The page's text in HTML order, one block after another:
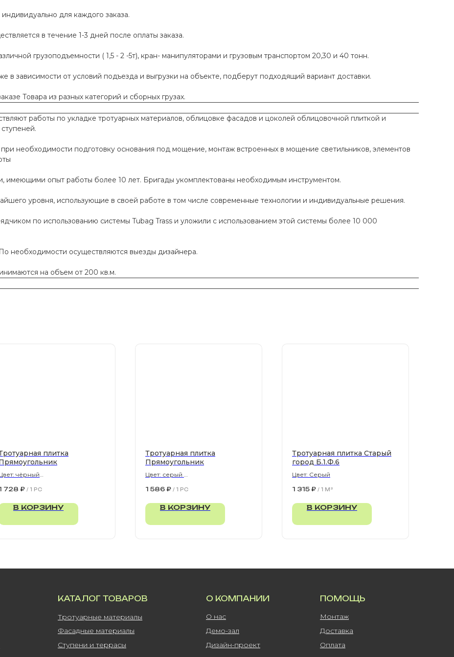
для каждого заказа.
в течение 1-3 дней после оплаты заказа.
грузоподъемности ( 1,5 - 2 -5т), кран- манипуляторами и грузовым транспортом 20,30 и 40 тонн.
в зависимости от условий подъезда и выгрузки на объекте, подберут подходящий вариант доставки.
Товара из разных категорий и сборных грузах.
работы по укладке тротуарных материалов, облицовке фасадов и цоколей облицовочной плиткой и
необходимости подготовку основания под мощение, монтаж встроенных в мощение светильников, элементов
имеющими опыт работы более 10 лет. Бригады укомплектованы необходимым инструментом.
уровня, использующие в своей работе в том числе современные технологии и индивидуальные решения.
по использованию системы Tubag Trass и уложили с использованием этой системы более 10 000
необходимости осуществляются выезды дизайнера.
на объем от 200 кв.м.
плитка
чёрный
728 ₽ / 1 PC
В КОРЗИНУ
Тротуарная плитка
Прямоугольник
Цвет: серый
1 586 ₽ / 1 PC
В КОРЗИНУ
Тротуарная плитка Старый
город Б.1.Ф.6
Цвет: Серый
1 315 ₽ / 1 M²
В КОРЗИНУ
КАТАЛОГ ТОВАРОВ
Тротуарные материалы
ПОМОЩЬ
О КОМПАНИИ
Оплата
Доставка
Монтаж
О нас
Дизайн-проект
Ступени и террасы
Фасадные материалы Демо-зал